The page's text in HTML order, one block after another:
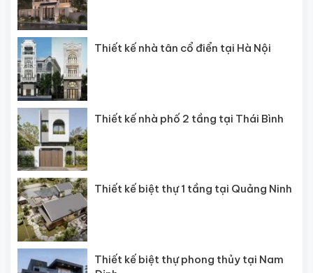
Thiết kế nhà tân cổ điển tại Hà Nội
Thiết kế nhà phố 2 tầng tại Thái Bình
Thiết kế biệt thự 1 tầng tại Quảng Ninh
Thiết kế biệt thự phong thủy tại Nam